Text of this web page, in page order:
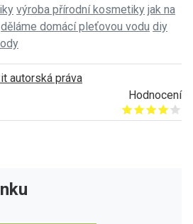
výroba přírodní kosmetiky jak na
děláme domácí pleťovou vodu diy
autorská práva
Hodnocení
Give it 1/5
Give it 2/5
Give it 3/5
Give it 4/5
Give it 5/5